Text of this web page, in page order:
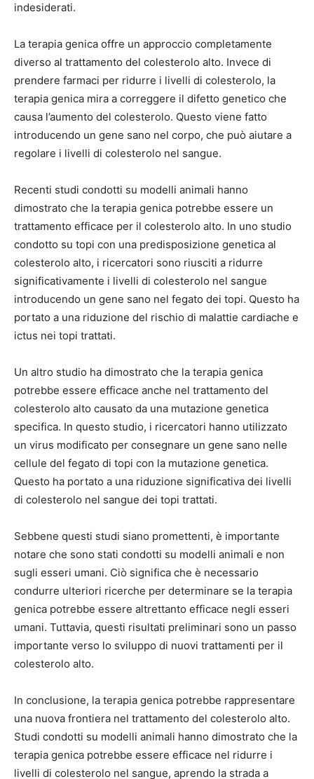
indesiderati.
La terapia genica offre un approccio completamente
diverso al trattamento del colesterolo alto. Invece di
prendere farmaci per ridurre i livelli di colesterolo, la
terapia genica mira a correggere il difetto genetico che
causa l’aumento del colesterolo. Questo viene fatto
introducendo un gene sano nel corpo, che può aiutare a
regolare i livelli di colesterolo nel sangue.
Recenti studi condotti su modelli animali hanno
dimostrato che la terapia genica potrebbe essere un
trattamento efficace per il colesterolo alto. In uno studio
condotto su topi con una predisposizione genetica al
colesterolo alto, i ricercatori sono riusciti a ridurre
significativamente i livelli di colesterolo nel sangue
introducendo un gene sano nel fegato dei topi. Questo ha
portato a una riduzione del rischio di malattie cardiache e
ictus nei topi trattati.
Un altro studio ha dimostrato che la terapia genica
potrebbe essere efficace anche nel trattamento del
colesterolo alto causato da una mutazione genetica
specifica. In questo studio, i ricercatori hanno utilizzato
un virus modificato per consegnare un gene sano nelle
cellule del fegato di topi con la mutazione genetica.
Questo ha portato a una riduzione significativa dei livelli
di colesterolo nel sangue dei topi trattati.
Sebbene questi studi siano promettenti, è importante
notare che sono stati condotti su modelli animali e non
sugli esseri umani. Ciò significa che è necessario
condurre ulteriori ricerche per determinare se la terapia
genica potrebbe essere altrettanto efficace negli esseri
umani. Tuttavia, questi risultati preliminari sono un passo
importante verso lo sviluppo di nuovi trattamenti per il
colesterolo alto.
In conclusione, la terapia genica potrebbe rappresentare
una nuova frontiera nel trattamento del colesterolo alto.
Studi condotti su modelli animali hanno dimostrato che la
terapia genica potrebbe essere efficace nel ridurre i
livelli di colesterolo nel sangue, aprendo la strada a